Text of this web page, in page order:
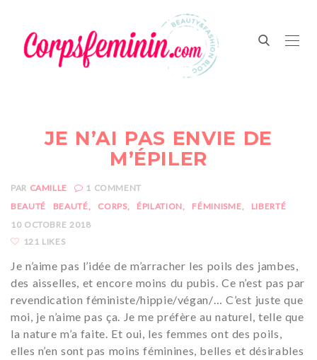
JE N’AI PAS ENVIE DE
M’ÉPILER
PAR CAMILLE 1 COMMENT
BEAUTÉ
BEAUTÉ CORPS ÉPILATION FÉMINISME
LIBERTÉ
10 OCTOBRE 2018
121 LIKES
Je n’aime pas l’idée de m’arracher les poils des jambes,
des aisselles, et encore moins du pubis. Ce n’est pas par
revendication féministe/hippie/végan/… C’est juste que
moi, je n’aime pas ça. Je me préfère au naturel, telle que
la nature m’a faite. Et oui, les femmes ont des poils,
elles n’en sont pas moins féminines, belles et désirables